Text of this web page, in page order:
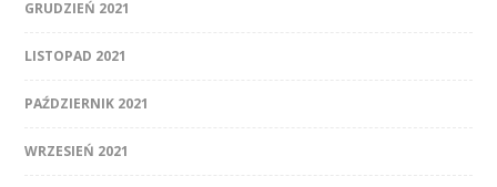
GRUDZIEŃ 2021
LISTOPAD 2021
PAŹDZIERNIK 2021
WRZESIEŃ 2021